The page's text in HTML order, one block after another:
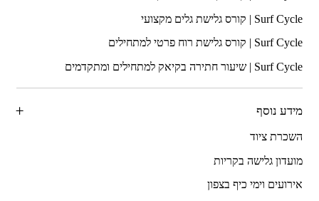
מידע נוסף
השכרת ציוד
מועדון גלישה בקריות
אירועים וימי כיף בצפון